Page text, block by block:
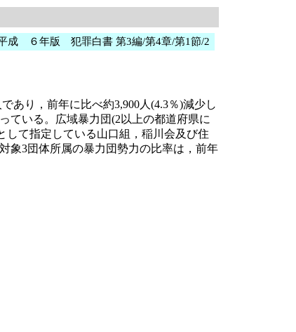
成 ６年版 犯罪白書 第3編/第4章/第1節/2
あり，前年に比べ約3,900人(4.3％)減少し
ている。広域暴力団(2以上の都道府県に
して指定している山口組，稲川会及び住
象3団体所属の暴力団勢力の比率は，前年